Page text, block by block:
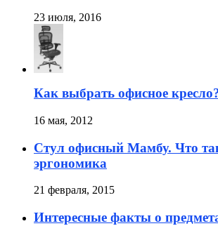
23 июля, 2016
Как выбрать офисное
16 мая, 2012
Стул офисный Мамбу. Что
эргономика
21 февраля, 2015
Интересные факты о